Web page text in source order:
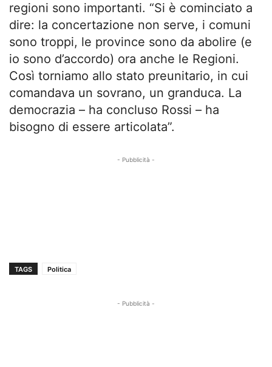
regioni sono importanti. “Si è cominciato a
dire: la concertazione non serve, i comuni
sono troppi, le province sono da abolire (e
io sono d’accordo) ora anche le Regioni.
Così torniamo allo stato preunitario, in cui
comandava un sovrano, un granduca. La
democrazia – ha concluso Rossi – ha
bisogno di essere articolata”.
- Pubblicità -
TAGS Politica
- Pubblicità -